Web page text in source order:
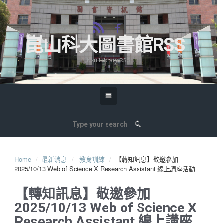
崑山科大圖書館RSS
Ksu Library RSS
Home 最新消息 教育訓練
【轉知訊息】敬邀參加
2025/10/13 Web of Science X Research Assistant 線上講座活動
【轉知訊息】敬邀參加
2025/10/13 Web of Science X